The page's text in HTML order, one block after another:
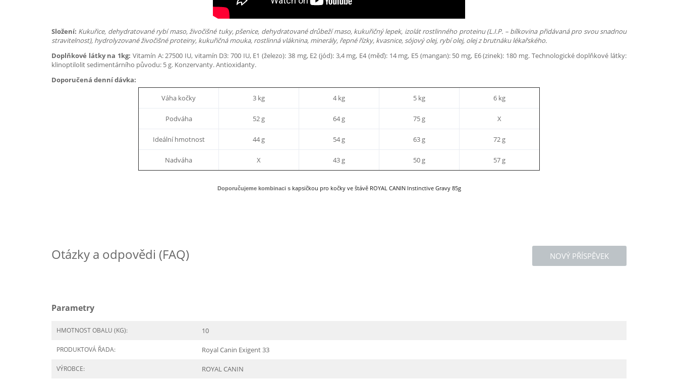
Složení: Kukuřice, dehydratované rybí maso, živočišné tuky, pšenice, dehydratované drůbeží maso, kukuřičný lepek, izolát rostlinného proteinu (L.I.P. – bílkovina přidávaná pro svou snadnou
stravitelnost), hydrolyzované živočišné proteiny, kukuřičná mouka, rostlinná vláknina, minerály, řepné řízky, kvasnice, sójový olej, rybí olej, olej z brutnáku lékařského.
Doplňkové látky na 1kg: Vitamín A: 27500 IU, vitamín D3: 700 IU, E1 (železo): 38 mg, E2 (jód): 3,4 mg, E4 (měď): 14 mg, E5 (mangan): 50 mg, E6 (zinek): 180 mg. Technologické doplňkové látky:
klinoptilolit sedimentárního původu: 5 g. Konzervanty. Antioxidanty.
Doporučená denní dávka:
Váha kočky
3 kg 4 kg 5 kg 6 kg
Podváha 52 g 64 g 75 g X
Ideální hmotnost 44 g 54 g 63 g 72 g
Nadváha X 43 g 50 g 57 g
Doporučujeme kombinaci s kapsičkou pro kočky ve štávě ROYAL CANIN Instinctive Gravy 85g
NOVÝ PŘÍSPĚVEK
Otázky a odpovědi (FAQ)
Parametry
HMOTNOST OBALU (KG): 10
PRODUKTOVÁ ŘADA: Royal Canin Exigent 33
VÝROBCE: ROYAL CANIN